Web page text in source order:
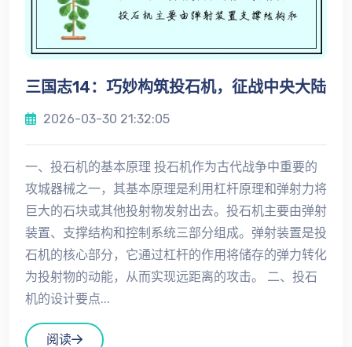
三国志14：巧妙构筑投石机，征战中央大陆
2026-03-30 21:32:05
一、投石机的基本原理 投石机作为古代战争中重要的
攻城器械之一，其基本原理是利用杠杆原理和弹射力将
巨大的石块或其他投射物发射出去。投石机主要由弹射
装置、支撑结构和控制系统三部分组成。弹射装置是投
石机的核心部分，它通过杠杆的作用将储存的弹力转化
为投射物的动能，从而实现远距离的攻击。 二、投石
机的设计要点...
阅读